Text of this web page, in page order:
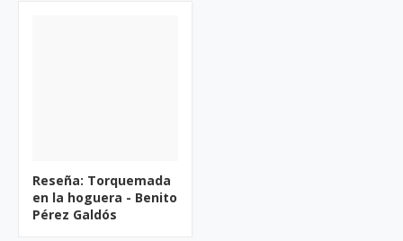
Reseña: Torquemada
en la hoguera - Benito
Pérez Galdós